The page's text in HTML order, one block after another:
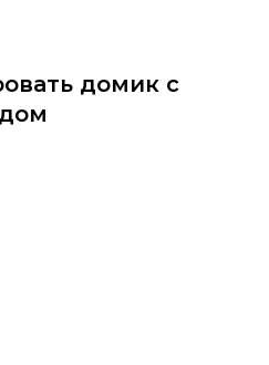
домик с